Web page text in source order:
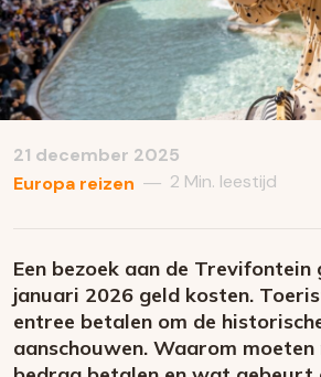
21 december 2025
Europa reizen — 2 Min. leestijd
Een bezoek aan de
januari 2026 geld kosten.
entree betalen om de
aanschouwen. Waarom